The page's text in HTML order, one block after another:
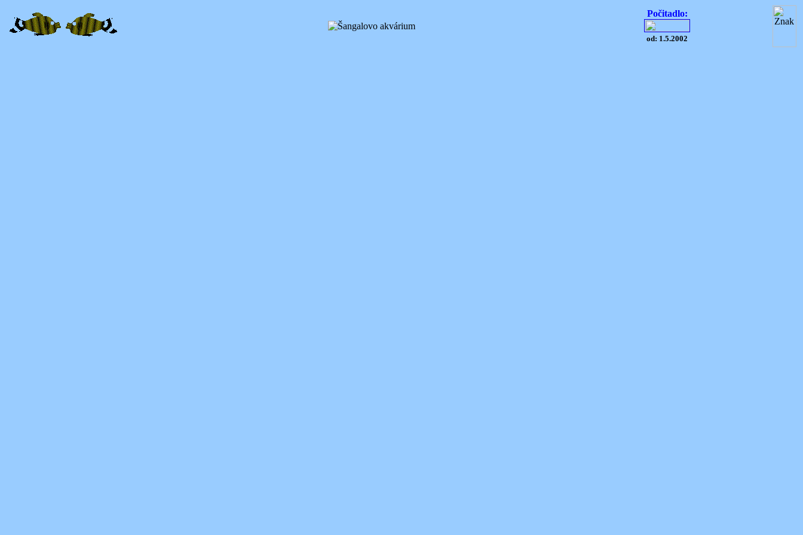
Počitadlo:
od: 1.5.2002